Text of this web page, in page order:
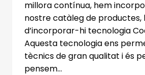
millora contínua, hem
nostre catàleg de productes,
d’incorporar-hi tecnologia
Aquesta tecnologia ens
tècnics de gran qualitat i és
pensem…